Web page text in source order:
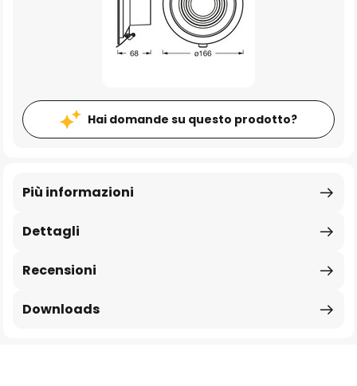
Hai domande su questo prodotto?
Dettagli
Più informazioni
Recensioni
Downloads